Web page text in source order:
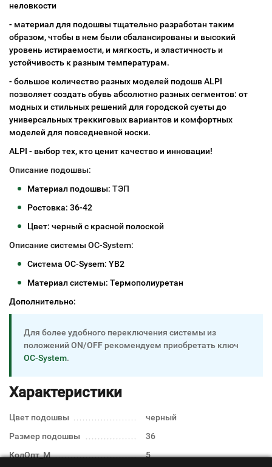
неловкости
- материал для подошвы тщательно разработан таким
образом, чтобы в нем были сбалансированы и высокий
уровень истираемости, и мягкость, и эластичность и
устойчивость к разным температурам.
- большое количество разных моделей подошв ALPI
позволяет создать обувь абсолютно разных сегментов: от
модных и стильных решений для городской суеты до
универсальных треккиговых вариантов и комфортных
моделей для повседневной носки.
ALPI - выбор тех, кто ценит качество и инновации!
Описание подошвы:
Материал подошвы: ТЭП
Ростовка: 36-42
Цвет: черный с красной полоской
Описание системы OC-System:
Система OC-Sysem: YB2
Материал системы: Термополиуретан
Дополнительно:
Для более удобного переключения системы из
положений ON/OFF рекомендуем приобретать ключ
ОС-System.
Характеристики
Цвет подошвы
черный
Размер подошвы
36
КолОпт_М
5